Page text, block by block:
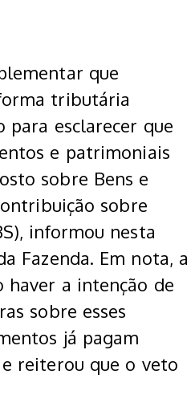
que
tributária
para esclarecer que
e patrimoniais
sobre Bens e
sobre
informou nesta
Fazenda. Em nota, a
haver a intenção de
sobre esses
já pagam
reiterou que o veto